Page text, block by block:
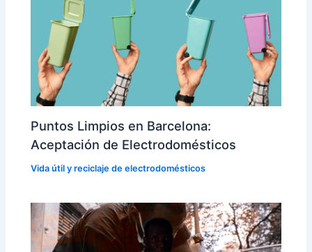
Puntos Limpios en Barcelona:
Aceptación de Electrodomésticos
Vida útil y reciclaje de electrodomésticos